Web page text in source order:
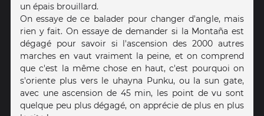
un épais brouillard.
On essaye de ce balader pour changer d'angle, mais
rien y fait. On essaye de demander si la Montaña est
dégagé pour savoir si l'ascension des 2000 autres
marches en vaut vraiment la peine, et on comprend
que c'est la même chose en haut, c'est pourquoi on
s'oriente plus vers le uhayna Punku, ou la sun gate,
avec une ascension de 45 min, les point de vu sont
quelque peu plus dégagé, on apprécie de plus en plus